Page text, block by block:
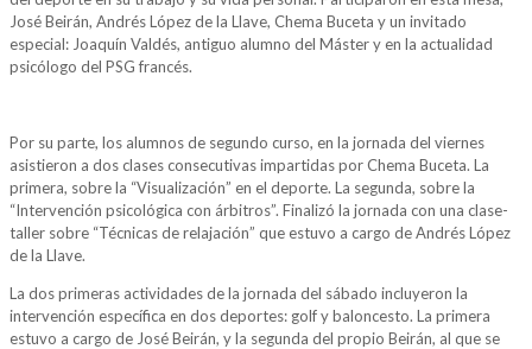
José Beirán, Andrés López de la Llave, Chema Buceta y un invitado
especial: Joaquín Valdés, antiguo alumno del Máster y en la actualidad
psicólogo del PSG francés.
Por su parte, los alumnos de segundo curso, en la jornada del viernes
asistieron a dos clases consecutivas impartidas por Chema Buceta. La
primera, sobre la “Visualización” en el deporte. La segunda, sobre la
“Intervención psicológica con árbitros”. Finalizó la jornada con una clase-
taller sobre “Técnicas de relajación” que estuvo a cargo de Andrés López
de la Llave.
La dos primeras actividades de la jornada del sábado incluyeron la
intervención específica en dos deportes: golf y baloncesto. La primera
estuvo a cargo de José Beirán, y la segunda del propio Beirán, al que se